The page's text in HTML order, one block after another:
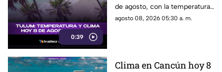
0:39
de agosto, con la temperatura
y las condiciones del tiempo.
agosto 08, 2026 05:30 a. m.
Clima en Cancún hoy 8